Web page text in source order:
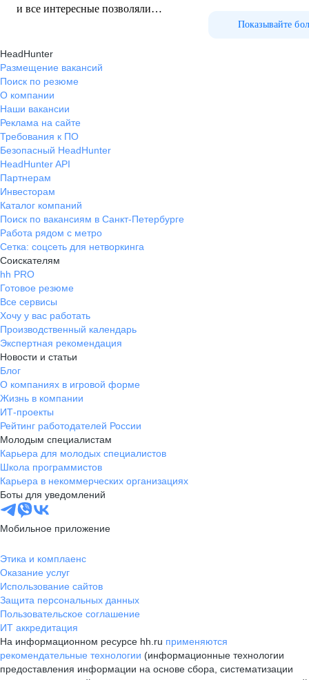
и все интересные позволяли
Показывайте
HeadHunter
Размещение вакансий
Поиск по резюме
О компании
Наши вакансии
Реклама на сайте
Требования к ПО
Безопасный HeadHunter
HeadHunter API
Партнерам
Инвесторам
Каталог компаний
Поиск по вакансиям в Санкт-Петербурге
Работа рядом с метро
Сетка: соцсеть для нетворкинга
Соискателям
hh PRO
Готовое резюме
Все сервисы
Хочу у вас работать
Производственный календарь
Экспертная рекомендация
Новости и статьи
Блог
О компаниях в игровой форме
Жизнь в компании
ИТ-проекты
Рейтинг работодателей России
Молодым специалистам
Карьера для молодых специалистов
Школа программистов
Карьера в некоммерческих организациях
Боты для уведомлений
Мобильное приложение
Этика и комплаенс
Оказание услуг
Использование сайтов
Защита персональных данных
Пользовательское соглашение
ИТ аккредитация
На информационном ресурсе hh.ru применяются
рекомендательные технологии (информационные технологии
предоставления информации на основе сбора, систематизации